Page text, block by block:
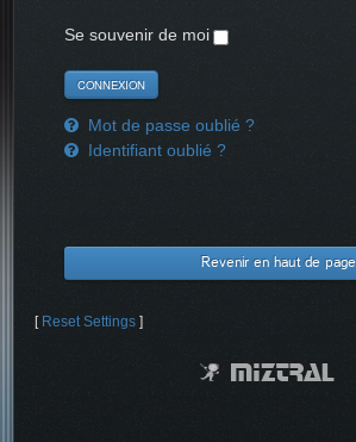
Se souvenir de moi
Mot de passe oublié ?
Identifiant oublié ?
Revenir en haut de page
[ Reset Settings ]